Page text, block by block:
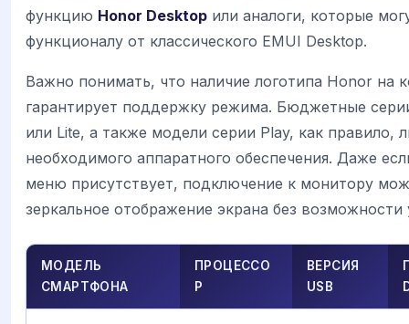
функцию Honor Desktop или аналоги, которые
функционалу от классического EMUI Desktop.
Важно понимать, что наличие логотипа Honor на
гарантирует поддержку режима. Бюджетные
или Lite, а также модели серии Play, как правило,
необходимого аппаратного обеспечения. Даже
меню присутствует, подключение к монитору
зеркальное отображение экрана без
МОДЕЛЬ
СМАРТФОНА
ПРОЦЕССО
Р
ВЕРСИЯ
USB